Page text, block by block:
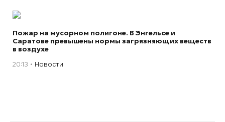
Пожар на мусорном полигоне. В Энгельсе и
Саратове превышены нормы загрязняющих веществ
в воздухе
20:13 Новости